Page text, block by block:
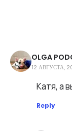
Podobed
OLGA
12 АВГУСТА,
Катя, а
Reply